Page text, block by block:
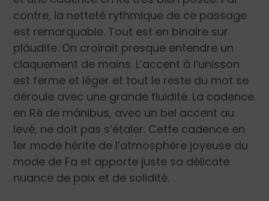
contre, la netteté rythmique de ce passage
est remarquable. Tout est en binaire sur
pláudite. On croirait presque entendre un
claquement de mains. L’accent à l’unisson
est ferme et léger et tout le reste du mot se
déroule avec une grande fluidité. La cadence
en Ré de mánibus, avec un bel accent au
levé, ne doit pas s’étaler. Cette cadence en
1er mode hérite de l’atmosphère joyeuse du
mode de Fa et apporte juste sa délicate
nuance de paix et de solidité.